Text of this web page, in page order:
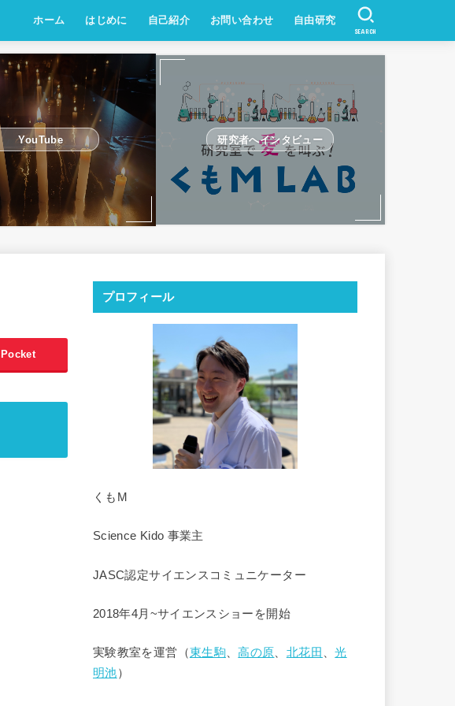
ホーム はじめに 自己紹介 お問い合わせ 自由研究
SEARCH
YouTube 研究者へインタビュー
Pocket
プロフィール
くもM
Science Kido 事業主
JASC認定サイエンスコミュニケーター
2018年4月~サイエンスショーを開始
実験教室を運営（東生駒 、高の原 北花田 、光
明池）